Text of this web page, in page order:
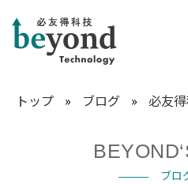
トップ » ブログ » 必友
ブロ